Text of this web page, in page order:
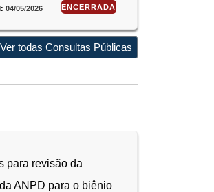
04/05/2026 ENCERRADA
Ver todas Consultas Públicas
para revisão da
ANPD para o biênio